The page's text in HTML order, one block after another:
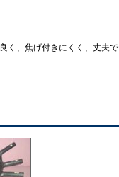
く、焦げ付きにくく、丈夫で